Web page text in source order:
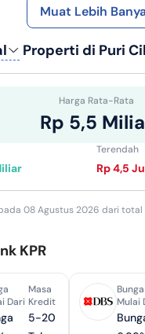
Muat Lebih
Properti di Puri
Harga Rata-Rata
Rp 5,5
Terendah
Rp 4,5
08 Agustus 2026 dari
KPR
Dari
Masa
Kredit
5-20
Bunga
Mulai